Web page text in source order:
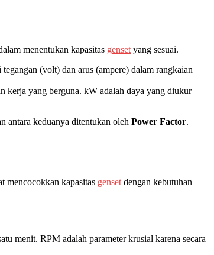
menentukan kapasitas genset yang sesuai.
(volt) dan arus (ampere) dalam rangkaian
kerja yang berguna. kW adalah daya yang diukur
antara keduanya ditentukan oleh Power Factor.
mencocokkan kapasitas genset dengan kebutuhan
menit. RPM adalah parameter krusial karena secara